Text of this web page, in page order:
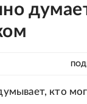
кто